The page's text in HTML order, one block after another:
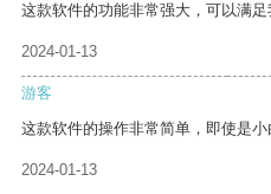
这款软件的功能非常强大，可以满足
2024-01-13
游客
这款软件的操作非常简单，即使是小
2024-01-13